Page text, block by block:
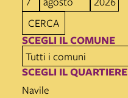
CERCA
SCEGLI IL COMUNE
SCEGLI IL QUARTIERE
Navile